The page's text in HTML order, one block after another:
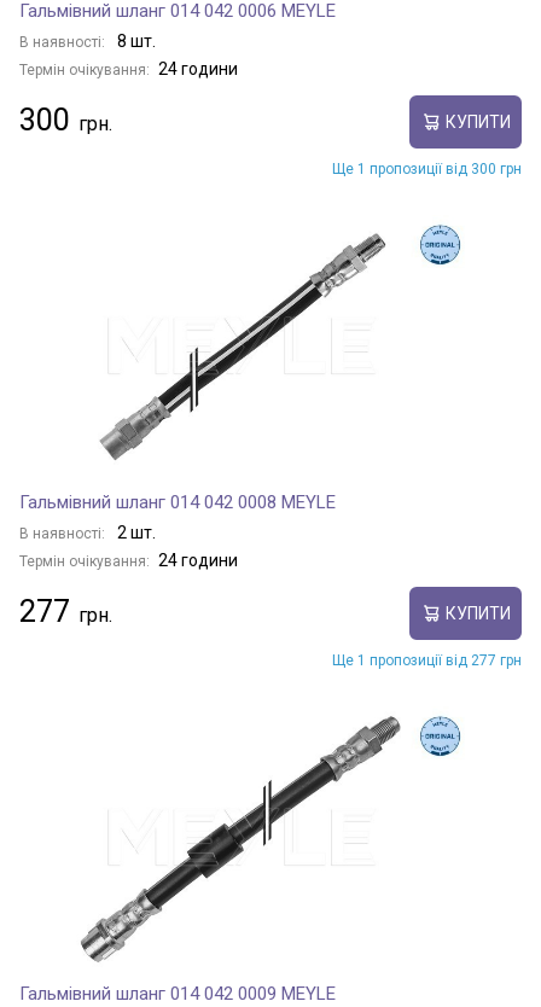
Гальмівний шланг 014 042 0006 MEYLE
В наявності: 8 шт.
Термін очікування: 24 години
300 КУПИТИ
Ще 1 пропозиції від 300 грн
Гальмівний шланг 014 042 0008 MEYLE
В наявності: 2 шт.
Термін очікування: 24 години
277 КУПИТИ
Ще 1 пропозиції від 277 грн
Гальмівний шланг 014 042 0009 MEYLE